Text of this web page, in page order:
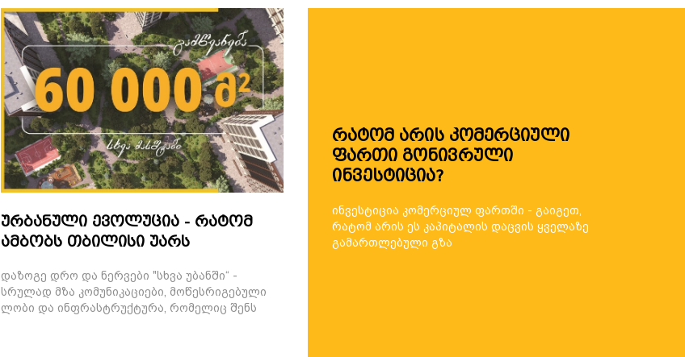
ურბანული ევოლუცია - რატომ
ამბობს თბილისი უარს
ირჩევს "სხვა უბანს“?
დაზოგე დრო და ნერვები "სხვა უბანში“ -
სრულად მზა კომუნიკაციები, მოწესრიგებული
ლობი და ინფრასტრუქტურა, რომელიც შენს
რატომ არის კომერციული
ფართი გონივრული
ინვესტიცია?
ინვესტიცია კომერციულ ფართში - გაიგეთ,
რატომ არის ეს კაპიტალის დაცვის ყველაზე
გამართლებული გზა